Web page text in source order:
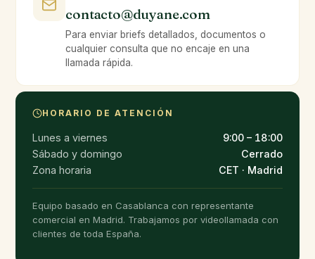
contacto@duyane.com
Para enviar briefs detallados, documentos o
cualquier consulta que no encaje en una
llamada rápida.
HORARIO DE ATENCIÓN
Lunes a viernes
9:00 – 18:00
Sábado y domingo
Cerrado
Zona horaria
CET · Madrid
Equipo basado en Casablanca con representante
comercial en Madrid. Trabajamos por videollamada con
clientes de toda España.